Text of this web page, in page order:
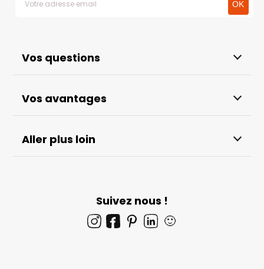
Vos questions
Vos avantages
Aller plus loin
Suivez nous !
🙂